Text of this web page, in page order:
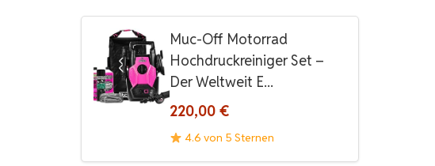
Muc-Off Motorrad
Hochdruckreiniger Set –
Der Weltweit E...
220,00 €
4.6 von 5 Sternen